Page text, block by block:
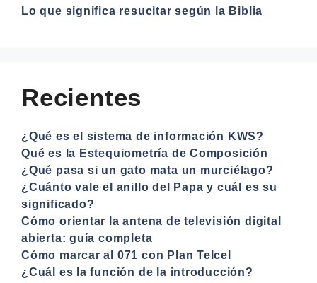
Lo que significa resucitar según la Biblia
Recientes
¿Qué es el sistema de información KWS?
Qué es la Estequiometría de Composición
¿Qué pasa si un gato mata un murciélago?
¿Cuánto vale el anillo del Papa y cuál es su
significado?
Cómo orientar la antena de televisión digital
abierta: guía completa
Cómo marcar al 071 con Plan Telcel
¿Cuál es la función de la introducción?